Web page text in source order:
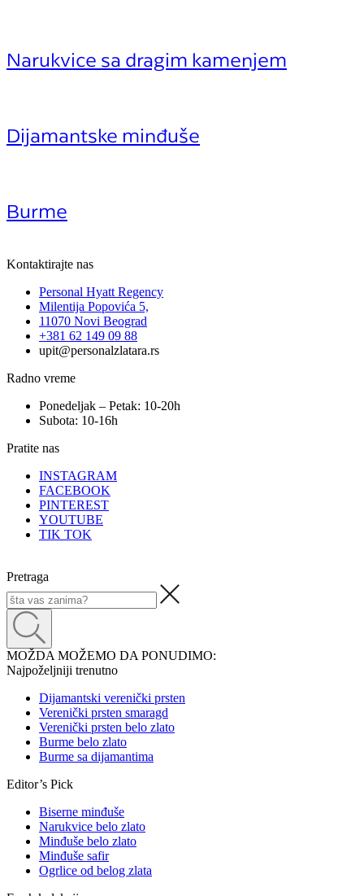
Narukvice sa dragim kamenjem
Dijamantske minđuše
Burme
Kontaktirajte nas
Personal Hyatt Regency
Milentija Popovića 5,
11070 Novi Beograd
+381 62 149 09 88
upit@personalzlatara.rs
Radno vreme
Ponedeljak – Petak: 10-20h
Subota: 10-16h
Pratite nas
INSTAGRAM
FACEBOOK
PINTEREST
YOUTUBE
TIK TOK
Pretraga
MOŽDA MOŽEMO DA PONUDIMO:
Najpoželjniji trenutno
Dijamantski verenički prsten
Verenički prsten smaragd
Verenički prsten belo zlato
Burme belo zlato
Burme sa dijamantima
Editor’s Pick
Biserne minđuše
Narukvice belo zlato
Minđuše belo zlato
Minđuše safir
Ogrlice od belog zlata